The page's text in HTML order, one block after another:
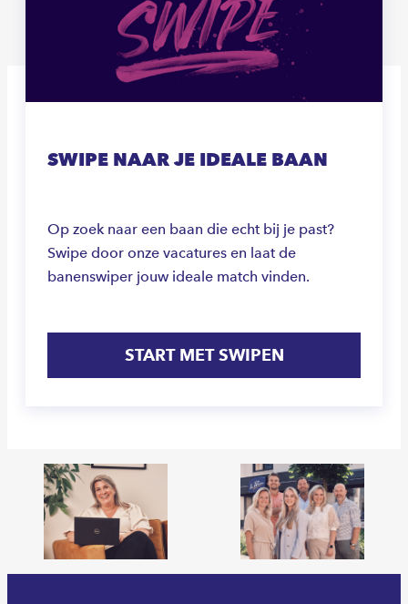
SWIPE NAAR JE IDEALE BAAN
Op zoek naar een baan die echt bij je past?
Swipe door onze vacatures en laat de
banenswiper jouw ideale match vinden.
START MET SWIPEN